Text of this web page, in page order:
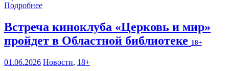
Подробнее
Встреча киноклуба «Церковь и мир»
пройдет в Областной библиотеке 18+
01.06.2026 Новости, 18+